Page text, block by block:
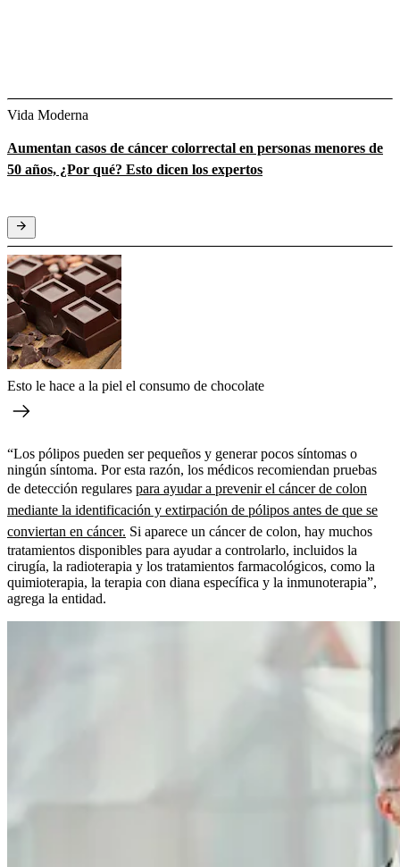
Vida Moderna
Aumentan casos de cáncer colorrectal en personas menores de
50 años, ¿Por qué? Esto dicen los expertos
Esto le hace a la piel el consumo de chocolate
“Los pólipos pueden ser pequeños y generar pocos síntomas o
ningún síntoma. Por esta razón, los médicos recomiendan pruebas
de detección regulares para ayudar a prevenir el cáncer de colon
mediante la identificación y extirpación de pólipos antes de que se
conviertan en cáncer. Si aparece un cáncer de colon, hay muchos
tratamientos disponibles para ayudar a controlarlo, incluidos la
cirugía, la radioterapia y los tratamientos farmacológicos, como la
quimioterapia, la terapia con diana específica y la inmunoterapia”,
agrega la entidad.